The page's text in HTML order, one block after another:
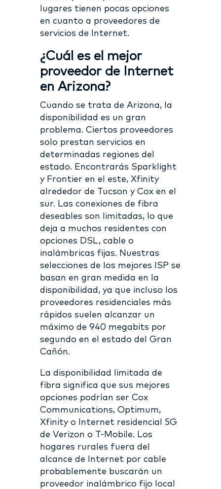
lugares tienen pocas opciones
en cuanto a proveedores de
servicios de Internet.
¿Cuál es el mejor
proveedor de Internet
en Arizona?
Cuando se trata de Arizona, la
disponibilidad es un gran
problema. Ciertos proveedores
solo prestan servicios en
determinadas regiones del
estado. Encontrarás Sparklight
y Frontier en el este, Xfinity
alrededor de Tucson y Cox en el
sur. Las conexiones de fibra
deseables son limitadas, lo que
deja a muchos residentes con
opciones DSL, cable o
inalámbricas fijas. Nuestras
selecciones de los mejores ISP se
basan en gran medida en la
disponibilidad, ya que incluso los
proveedores residenciales más
rápidos suelen alcanzar un
máximo de 940 megabits por
segundo en el estado del Gran
Cañón.
La disponibilidad limitada de
fibra significa que sus mejores
opciones podrían ser Cox
Communications, Optimum,
Xfinity o Internet residencial 5G
de Verizon o T-Mobile. Los
hogares rurales fuera del
alcance de Internet por cable
probablemente buscarán un
proveedor inalámbrico fijo local